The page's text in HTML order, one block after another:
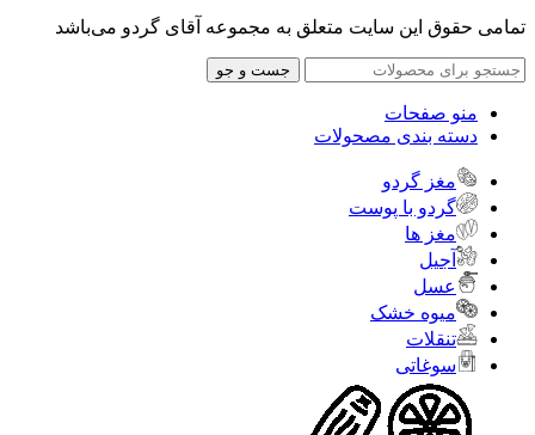
تمامی حقوق این سایت متعلق به مجموعه آقای گردو می‌باشد
جست و جو
منو صفحات
دسته بندی مصحولات
مغز گردو
گردو با پوست
مغز ها
آجیل
عسل
میوه خشک
تنقلات
سوغاتی